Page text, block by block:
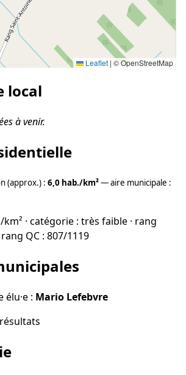
Leaflet | © OpenStreetMap
local
à venir.
(approx.) : 6,0 hab./km²— aire municipale :
· catégorie : très faible · rang
QC : 807/1119
élu·e : Mario Lefebvre